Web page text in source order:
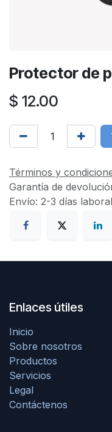
Protector de
$ 12.00
Términos y
Garantía de
Envío: 2-3 días
Enlaces útiles
Inicio
Sobre nosotros
Productos
Servicios
Legal
Contáctenos